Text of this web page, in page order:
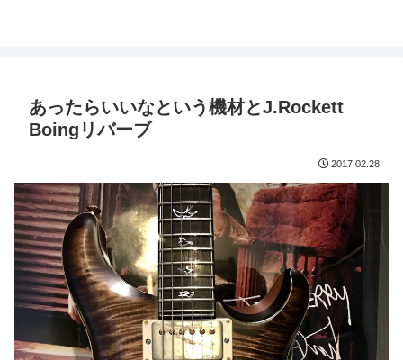
あったらいいなという機材とJ.Rockett
Boingリバーブ
2017.02.28